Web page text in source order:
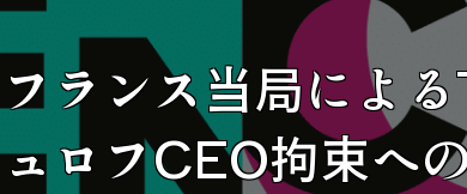
フランス当局によ
ュロフCEO拘束へ